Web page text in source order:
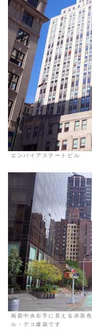
エンパイアステートビル
画面中央右手に見える赤茶
ル・デコ建築です